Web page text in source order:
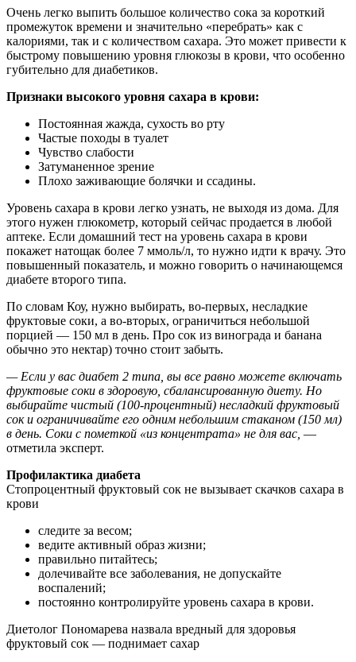
Очень легко выпить большое количество сока за короткий
промежуток времени и значительно «перебрать» как с
калориями, так и с количеством сахара. Это может привести к
быстрому повышению уровня глюкозы в крови, что особенно
губительно для диабетиков.
Признаки высокого уровня сахара в крови:
Постоянная жажда, сухость во рту
Частые походы в туалет
Чувство слабости
Затуманенное зрение
Плохо заживающие болячки и ссадины.
Уровень сахара в крови легко узнать, не выходя из дома. Для
этого нужен глюкометр, который сейчас продается в любой
аптеке. Если домашний тест на уровень сахара в крови
покажет натощак более 7 ммоль/л, то нужно идти к врачу. Это
повышенный показатель, и можно говорить о начинающемся
диабете второго типа.
По словам Коу, нужно выбирать, во-первых, несладкие
фруктовые соки, а во-вторых, ограничиться небольшой
порцией — 150 мл в день. Про сок из винограда и банана
обычно это нектар) точно стоит забыть.
— Если у вас диабет 2 типа, вы все равно можете включать
фруктовые соки в здоровую, сбалансированную диету. Но
выбирайте чистый (100-процентный) несладкий фруктовый
сок и ограничивайте его одним небольшим стаканом (150 мл)
в день. Соки с пометкой «из концентрата» не для вас, —
отметила эксперт.
Профилактика диабета
Стопроцентный фруктовый сок не вызывает скачков сахара в
крови
следите за весом;
ведите активный образ жизни;
правильно питайтесь;
долечивайте все заболевания, не допускайте
воспалений;
постоянно контролируйте уровень сахара в крови.
Диетолог Пономарева назвала вредный для здоровья
фруктовый сок — поднимает сахар